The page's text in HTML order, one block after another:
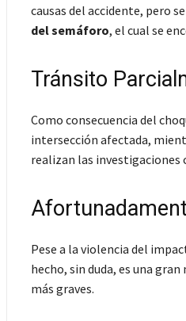
causas del accidente, pero
del semáforo, el cual se
Tránsito
Como consecuencia del
intersección afectada,
realizan las investigaciones
Pese a la violencia del
hecho, sin duda, es una
más graves.